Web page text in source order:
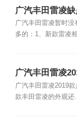
广汽丰田雷凌
广汽丰田雷凌暂时没
多的：1、新款雷凌
广汽丰田雷凌
广汽丰田雷凌2019
款丰田雷凌的外观还...